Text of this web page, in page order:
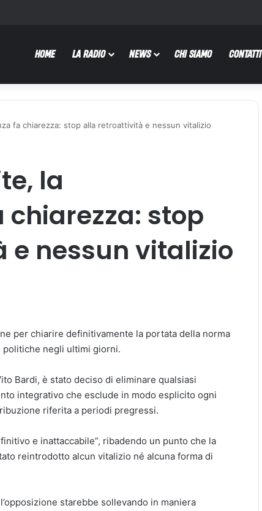
HOME LA RADIO NEWS CHI SIAMO CONTATTI
fa chiarezza: stop alla retroattività e nessun vitalizio
la
stop
nessun vitalizio
per chiarire definitivamente la portata della norma
negli ultimi giorni.
Bardi, è stato deciso di eliminare qualsiasi
integrativo che esclude in modo esplicito ogni
riferita a periodi pregressi.
e inattaccabile”, ribadendo un punto che la
reintrodotto alcun vitalizio né alcuna forma di
starebbe sollevando in maniera